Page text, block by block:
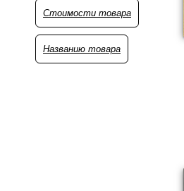
Стоимости товара
Названию товара